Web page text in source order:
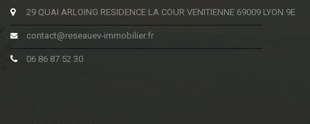
29 QUAI ARLOING RESIDENCE LA COUR VENITIENNE 69009 LYON 9E
contact@reseauev-immobilier.fr
06 86 87 52 30